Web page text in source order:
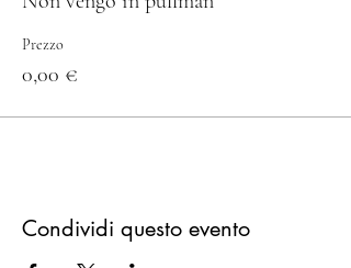
Prezzo
0,00 €
Condividi questo evento